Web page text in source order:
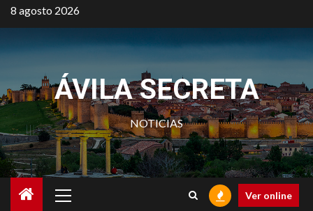
Saltar
al
8 agosto 2026
ÁVILA SECRETA
NOTICIAS
principal
Ver online